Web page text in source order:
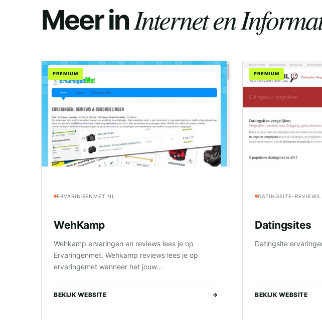
Meer inInternet en
PREMIUM
ERVARINGENMET.NL
WehKamp
Wehkamp ervaringen en reviews lees je op
Ervaringenmet. Wehkamp reviews lees je op
ervaringemet wanneer het jouw...
BEKIJK WEBSITE →
PREMIUM
DATINGSITE-
Datingsites
Datingsite
BEKIJK WEBSITE